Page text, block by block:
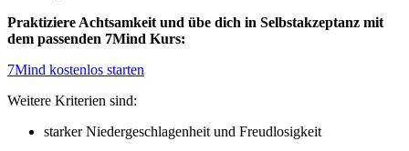
Praktiziere Achtsamkeit und übe dich in Selbstakzeptanz mit
dem passenden 7Mind Kurs:
7Mind kostenlos starten
Weitere Kriterien sind:
starker Niedergeschlagenheit und Freudlosigkeit